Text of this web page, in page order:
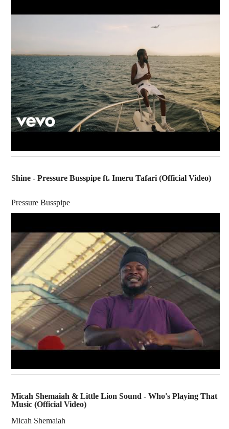
Shine - Pressure Busspipe ft. Imeru Tafari (Official Video)
Pressure Busspipe
Micah Shemaiah & Little Lion Sound - Who's Playing That
Music (Official Video)
Micah Shemaiah